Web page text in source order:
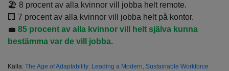
🏖️ 8 procent av alla kvinnor vill jobba helt remote.
🏢 7 procent av alla kvinnor vill jobba helt på kontor.
💼 85 procent av alla kvinnor vill helt själva kunna
bestämma var de vill jobba.
Källa: The Age of Adaptability: Leading a Modern, Sustainable Workforce